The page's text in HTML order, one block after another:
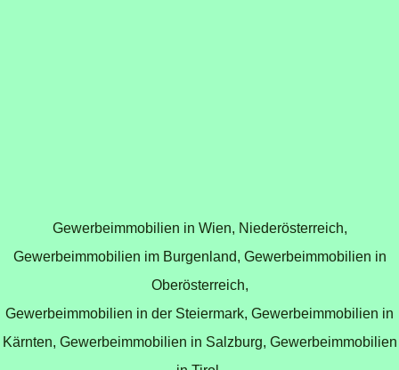
Gewerbeimmobilien in Wien Niederösterreich
Gewerbeimmobilien im Burgenland Gewerbeimmobilien in
Oberösterreich
Gewerbeimmobilien in der Steiermark Gewerbeimmobilien in
Kärnten Gewerbeimmobilien in Salzburg Gewerbeimmobilien